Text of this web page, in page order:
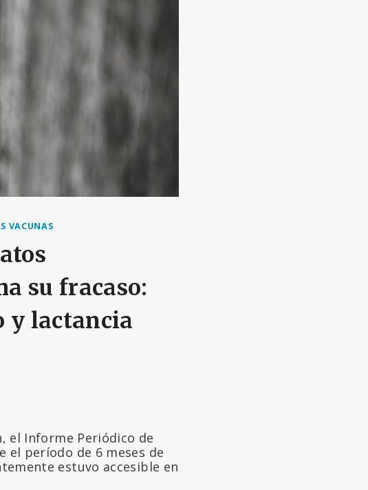
VACUNAS
su fracaso:
y lactancia
el Informe Periódico de
el período de 6 meses de
estuvo accesible en